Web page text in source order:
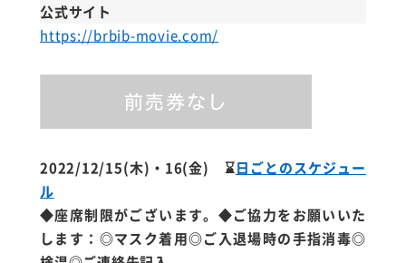
公式サイト
https://brbib-movie.com/
2022/12/15(木)・16(金) ⌛日ごとのスケジュー
ル
◆座席制限がございます。◆ご協力をお願いいた
します：◎マスク着用◎ご入退場時の手指消毒◎